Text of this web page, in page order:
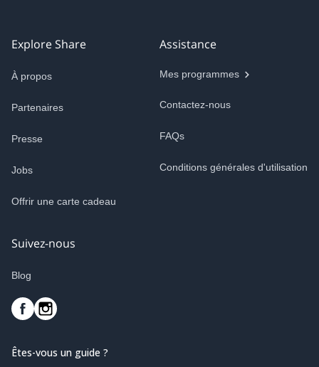
Explore Share
À propos
Partenaires
Presse
Jobs
Offrir une carte cadeau
Assistance
Mes programmes
Contactez-nous
FAQs
Conditions générales d'utilisation
Suivez-nous
Blog
Êtes-vous un guide ?